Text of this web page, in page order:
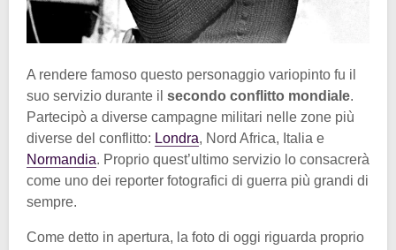
A rendere famoso questo personaggio variopinto fu il
suo servizio durante il secondo conflitto mondiale.
Partecipò a diverse campagne militari nelle zone più
diverse del conflitto: Londra, Nord Africa, Italia e
Normandia. Proprio quest’ultimo servizio lo consacrerà
come uno dei reporter fotografici di guerra più grandi di
sempre.
Come detto in apertura, la foto di oggi riguarda proprio